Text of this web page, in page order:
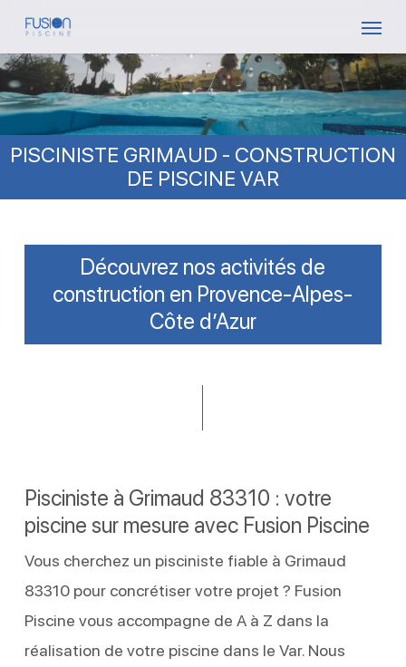
Skip
main
content
PISCINISTE GRIMAUD - CONSTRUCTION
DE PISCINE VAR
Découvrez nos activités de
construction en Provence-Alpes-
Côte d’Azur
Pisciniste à Grimaud 83310 : votre
piscine sur mesure avec Fusion Piscine
Vous cherchez un pisciniste fiable à Grimaud
83310 pour concrétiser votre projet ? Fusion
Piscine vous accompagne de A à Z dans la
réalisation de votre piscine dans le Var. Nous